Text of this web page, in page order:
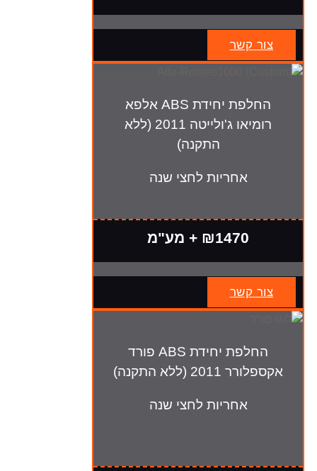
צור קשר
החלפת יחידת ABS אלפא
רומיאו ג'ולייטה 2011 (ללא
התקנה)
אחריות לחצי שנה
₪1470 + מע"מ
צור קשר
החלפת יחידת ABS פורד
אקספלורר 2011 (ללא התקנה)
אחריות לחצי שנה